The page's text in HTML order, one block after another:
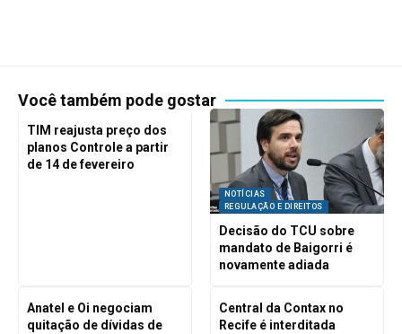
Você também pode gostar
TIM reajusta preço dos
planos Controle a partir
de 14 de fevereiro
NOTÍCIAS
REGULAÇÃO E DIREITOS
Decisão do TCU sobre
mandato de Baigorri é
novamente adiada
Anatel e Oi negociam
quitação de dívidas de
Central da Contax no
Recife é interditada